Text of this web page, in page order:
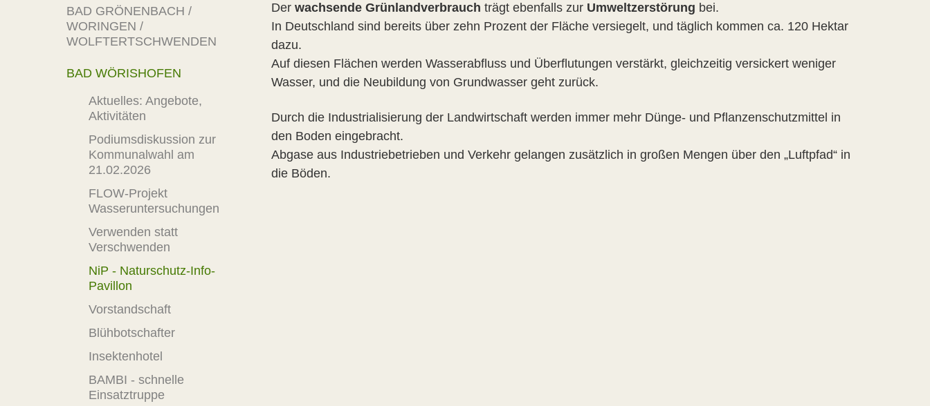
Der wachsende Grünlandverbrauch trägt ebenfalls zur Umweltzerstörung bei.
In Deutschland sind bereits über zehn Prozent der Fläche versiegelt, und täglich kommen ca. 120 Hektar
dazu.
Auf diesen Flächen werden Wasserabfluss und Überflutungen verstärkt, gleichzeitig versickert weniger
Wasser, und die Neubildung von Grundwasser geht zurück.
Durch die Industrialisierung der Landwirtschaft werden immer mehr Dünge- und Pflanzenschutzmittel in
den Boden eingebracht.
Abgase aus Industriebetrieben und Verkehr gelangen zusätzlich in großen Mengen über den „Luftpfad“ in
die Böden.
BAD GRÖNENBACH /
WORINGEN /
WOLFTERTSCHWENDEN
BAD WÖRISHOFEN
Aktuelles: Angebote,
Aktivitäten
Podiumsdiskussion zur
Kommunalwahl am
21.02.2026
FLOW-Projekt
Wasseruntersuchungen
Verwenden statt
Verschwenden
NiP - Naturschutz-Info-
Pavillon
Vorstandschaft
Blühbotschafter
Insektenhotel
BAMBI - schnelle
Einsatztruppe